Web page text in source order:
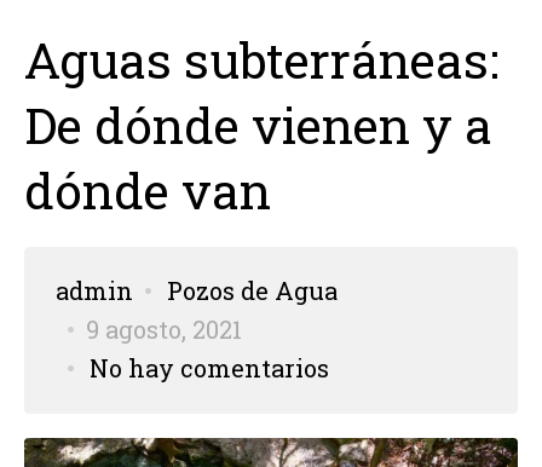
Aguas subterráneas:
De dónde vienen y a
dónde van
admin
Pozos de Agua
9 agosto, 2021
No hay comentarios